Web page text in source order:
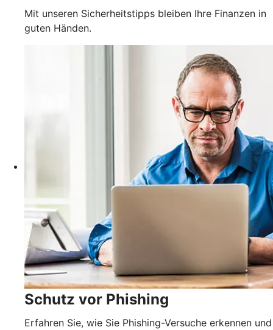
Mit unseren Sicherheitstipps bleiben Ihre Finanzen in
guten Händen.
Schutz vor Phishing
Erfahren Sie, wie Sie Phishing-Versuche erkennen und